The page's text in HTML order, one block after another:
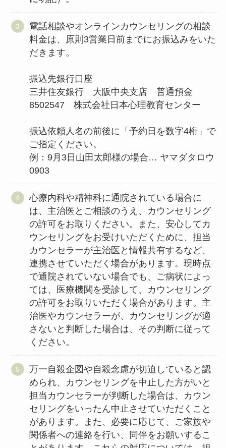
電話相談やオンラインカウンセリングの相談
料金は、原則3営業日前までにお振込みをいた
だきます。
振込先銀行口座
三井住友銀行 大阪中央支店 普通預金
8502547 株式会社日本心理教育センター
振込依頼人名の前後に「予約日を数字4桁」で
ご指定ください。
例：9月3日山田太郎様の場合… ヤマダタロウ
0903
心療内科や精神科に通院されている場合に
は、主治医とご相談のうえ、カウンセリング
の許可をお取りください。また、安心してカ
ウンセリングをお受けいただくために、担当
カウンセラーが主治医と情報共有するなど、
連携させていただく場合があります。現時点
で通院されていない場合でも、ご病状によっ
ては、医療機関を受診して、カウンセリング
の許可をお取りいただく場合があります。主
治医やカウンセラーが、カウンセリングが適
さないと判断した場合は、その判断に従って
ください。
万一自殺企図や自殺念慮が切迫していると認
められ、カウンセリングを中止した方がいと
担当カウンセラーが判断した場合は、カウン
セリングをいったん中止させていただくこと
があります。また、必要に応じて、ご家族や
関係者への連絡を行い、同伴をお願いするこ